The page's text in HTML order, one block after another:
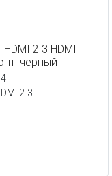
3 HDMI
черный
3